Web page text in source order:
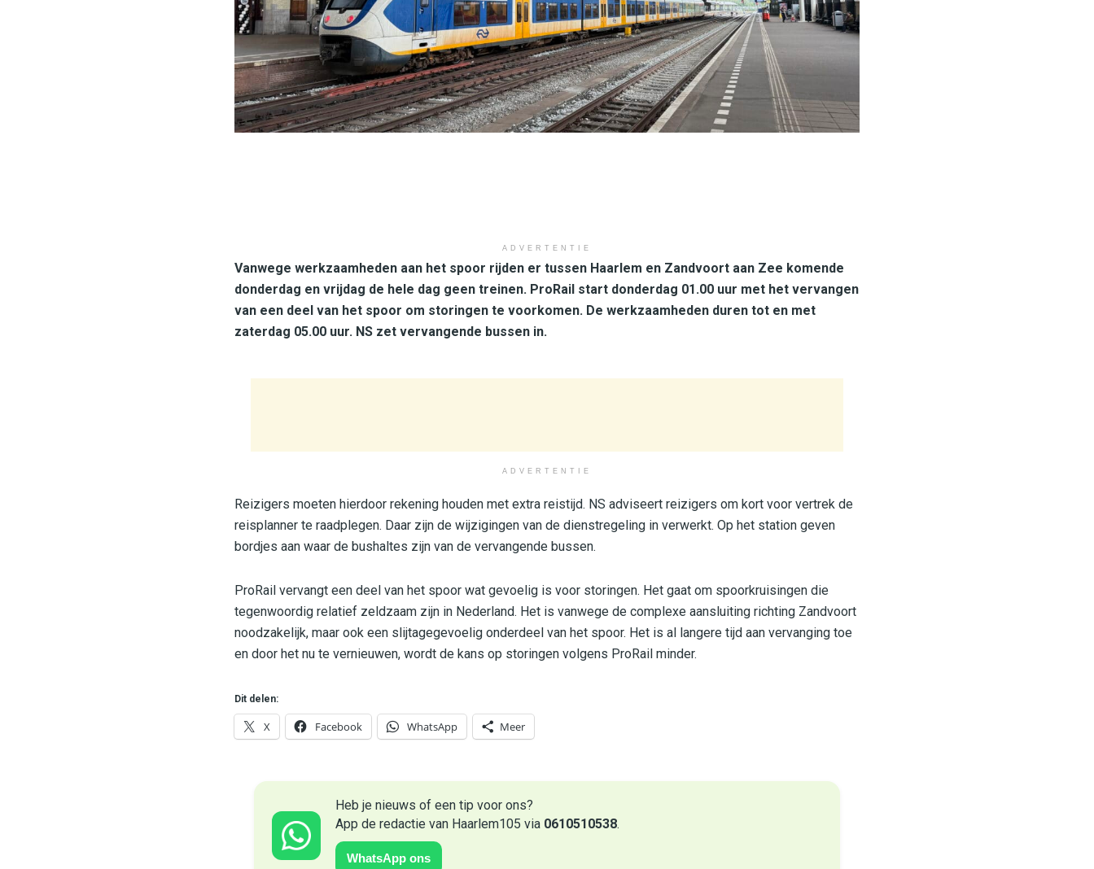
ADVERTENTIE
Vanwege werkzaamheden aan het spoor rijden er tussen Haarlem en Zandvoort aan Zee komende
donderdag en vrijdag de hele dag geen treinen. ProRail start donderdag 01.00 uur met het vervangen
van een deel van het spoor om storingen te voorkomen. De werkzaamheden duren tot en met
zaterdag 05.00 uur. NS zet vervangende bussen in.
ADVERTENTIE
Reizigers moeten hierdoor rekening houden met extra reistijd. NS adviseert reizigers om kort voor vertrek de
reisplanner te raadplegen. Daar zijn de wijzigingen van de dienstregeling in verwerkt. Op het station geven
bordjes aan waar de bushaltes zijn van de vervangende bussen.
ProRail vervangt een deel van het spoor wat gevoelig is voor storingen. Het gaat om spoorkruisingen die
tegenwoordig relatief zeldzaam zijn in Nederland. Het is vanwege de complexe aansluiting richting Zandvoort
noodzakelijk, maar ook een slijtagegevoelig onderdeel van het spoor. Het is al langere tijd aan vervanging toe
en door het nu te vernieuwen, wordt de kans op storingen volgens ProRail minder.
Dit delen:
X Facebook WhatsApp Meer
Heb je nieuws of een tip voor ons?
App de redactie van Haarlem105 via 0610510538.
WhatsApp ons